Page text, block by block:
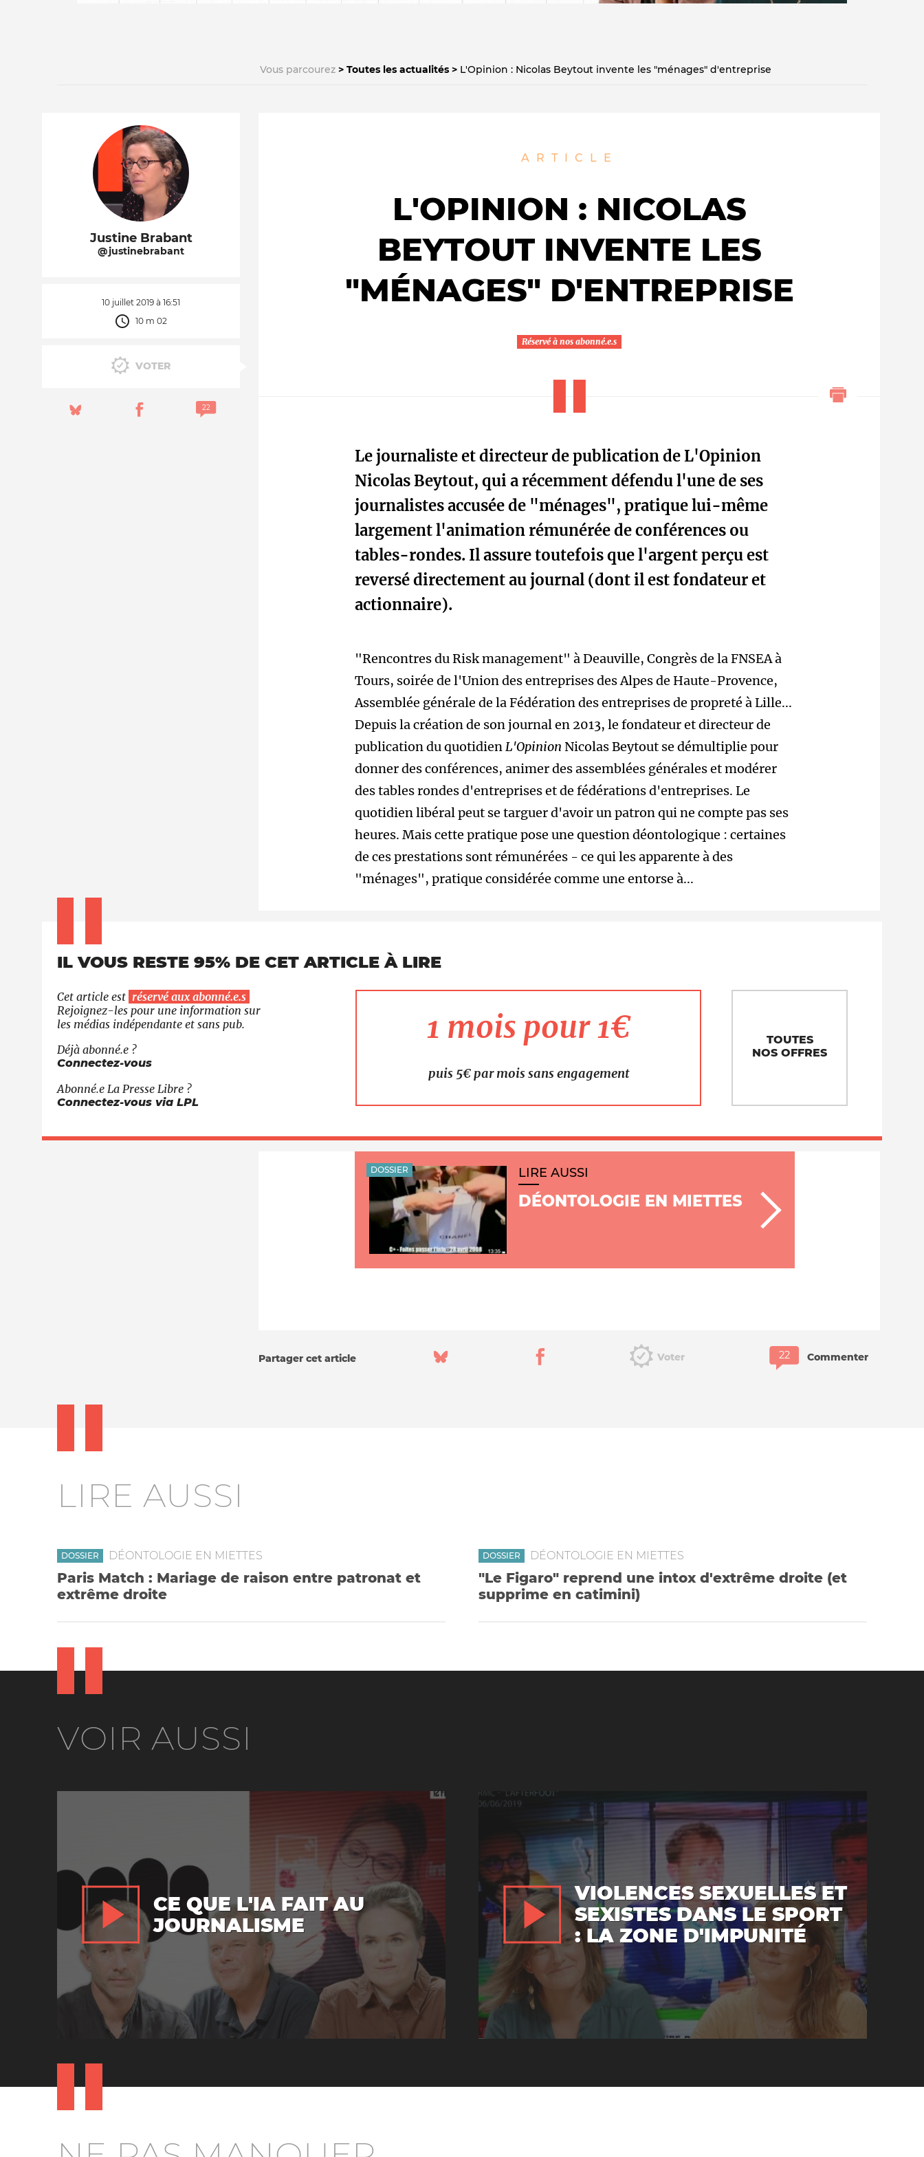
La vie du site L'équipe
Vous parcourez Toutes les actualités L'Opinion : Nicolas Beytout invente les "ménages" d'entreprise
Justine Brabant
@justinebrabant
10 juillet 2019 à 16:51
10 m 02
VOTER
ARTICLE
L'OPINION : NICOLAS
BEYTOUT INVENTE LES
"MÉNAGES" D'ENTREPRISE
Réservé à nos abonné.e.s
Le journaliste et directeur de publication de L'Opinion
Nicolas Beytout, qui a récemment défendu l'une de ses
journalistes accusée de "ménages", pratique lui-même
largement l'animation rémunérée de conférences ou
tables-rondes. Il assure toutefois que l'argent perçu est
reversé directement au journal (dont il est fondateur et
actionnaire).
"Rencontres du Risk management" à Deauville, Congrès de la FNSEA à
Tours, soirée de l'Union des entreprises des Alpes de Haute-Provence,
Assemblée générale de la Fédération des entreprises de propreté à Lille...
Depuis la création de son journal en 2013, le fondateur et directeur de
publication du quotidienL'Opinion Nicolas Beytout se démultiplie pour
donner des conférences, animer des assemblées générales et modérer
des tables rondes d'entreprises et de fédérations d'entreprises. Le
quotidien libéral peut se targuer d'avoir un patron qui ne compte pas ses
heures. Mais cette pratique pose une question déontologique : certaines
de ces prestations sont rémunérées - ce qui les apparente à des
"ménages", pratique considérée comme une entorse à...
IL VOUS RESTE 95% DE CET ARTICLE À LIRE
Cet article est réservé aux abonné.e.s
Rejoignez-les pour une information sur
les médias indépendante et sans pub.
Déjà abonné.e ?
Connectez-vous
Abonné.e La Presse Libre ?
Connectez-vous via LPL
1 mois pour 1€
puis 5€ par mois sans engagement
TOUTES
NOS OFFRES
DOSSIER LIRE AUSSI
DÉONTOLOGIE EN MIETTES
Partager cet article Voter Commenter
LIRE AUSSI
DOSSIER DÉONTOLOGIE EN MIETTES
Paris Match : Mariage de raison entre patronat et
extrême droite
DOSSIER DÉONTOLOGIE EN MIETTES
"Le Figaro" reprend une intox d'extrême droite (et
supprime en catimini)
VOIR AUSSI
CE QUE L'IA FAIT AU
JOURNALISME
VIOLENCES SEXUELLES ET
SEXISTES DANS LE SPORT
: LA ZONE D'IMPUNITÉ